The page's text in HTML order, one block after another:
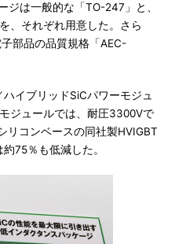
ジは一般的な「TO-247」と、
、それぞれ用意した。さら
部品の品質規格「AEC-
イブリッドSiCパワーモジュ
ジュールでは、耐圧3300Vで
リコンベースの同社製HVIGBT
75％も低減した。